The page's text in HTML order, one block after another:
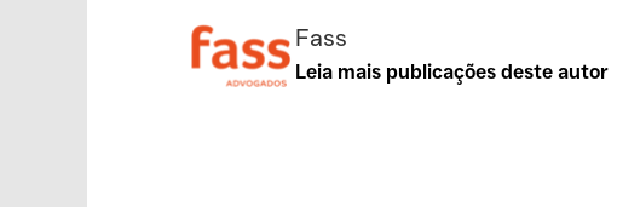
Fass
Leia mais publicações deste autor